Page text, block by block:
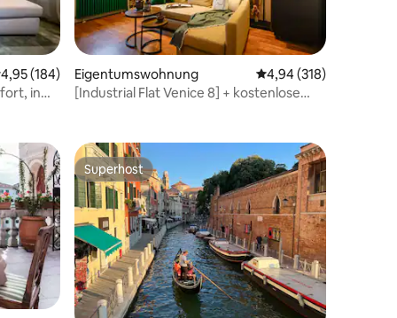
Bewertungen
Bewertung: 4,95 von 5, 184 Bewertungen
4,95 (184)
in
Eigentumswohnung Durchschnittliche
4,94 (318)
[Industrial Flat Venice 8] + kostenlose
Superhost
Superhost